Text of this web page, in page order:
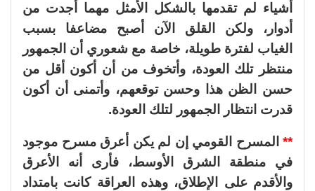
أشياء لم تقدمها بالشكل الأمثل مهما أجدت من
أدوار، ولكن القلق الآن أصبح مضاعفا بسبب
الغياب لفترة طويلة، خاصة مع شعوري أن الجمهور
منتظر تلك العودة، وأتخوف من أن أكون أقل من
حسن الظن هذا وحسن توقعهم، وأتمنى أن أكون
قدرت انتظار الجمهور لتلك العودة.
** المسرح القومي إن لم يكن أعرق مسرح موجود
في منطقة الشرق الأوسط، فأرى أنه الأعرق
والأقدم على الإطلاق، وهذه العراقة كانت بامتداد